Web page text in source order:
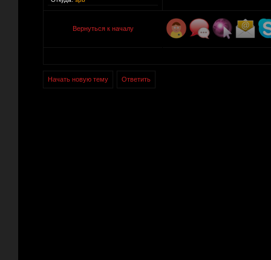
Вернуться к началу
Начать новую тему Ответить